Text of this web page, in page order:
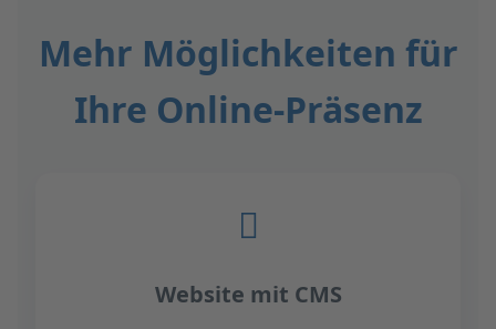
Mehr Möglichkeiten für
Ihre Online-Präsenz
Website mit CMS